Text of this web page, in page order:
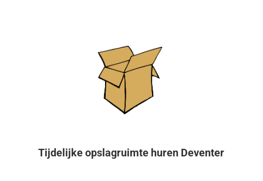
Tijdelijke opslagruimte huren Deventer